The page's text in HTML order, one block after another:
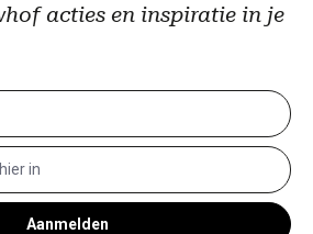
acties en inspiratie in je
Aanmelden